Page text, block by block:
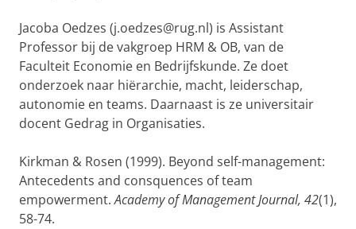
Jacoba Oedzes (j.oedzes@rug.nl) is Assistant
Professor bij de vakgroep HRM & OB, van de
Faculteit Economie en Bedrijfskunde. Ze doet
onderzoek naar hiërarchie, macht, leiderschap,
autonomie en teams. Daarnaast is ze universitair
docent Gedrag in Organisaties.
Kirkman & Rosen (1999). Beyond self-management:
Antecedents and consquences of team
empowerment.Academy of Management Journal, 42(1),
58-74.